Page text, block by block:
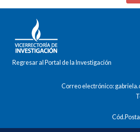
Regresar al Portal de la Investigación
Correo electrónico: